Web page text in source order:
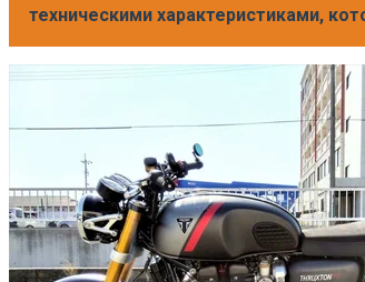
техническими характеристиками,